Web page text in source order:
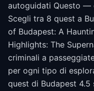
autoguidati Questo —
Scegli tra 8 quest a
of Budapest: A
Highlights: The
criminali a
per ogni tipo di
quest di Budapest 4.5